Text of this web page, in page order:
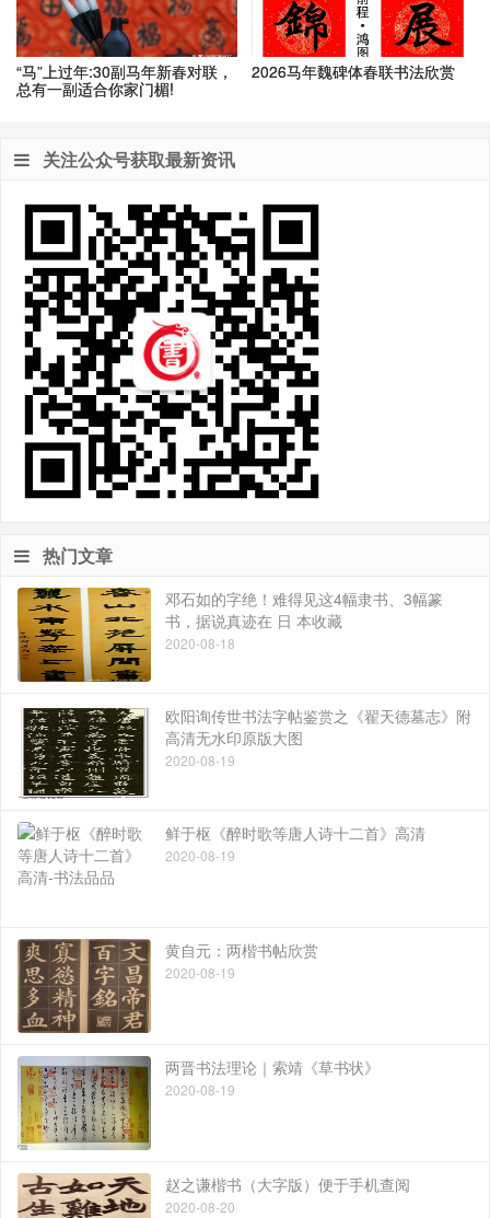
“马”上过年:30副马年新春对联，
总有一副适合你家门楣!
2026马年魏碑体春联书法欣赏
关注公众号获取最新资讯
热门文章
邓石如的字绝！难得见这4幅隶书、3幅篆
书，据说真迹在 日 本收藏
2020-08-18
欧阳询传世书法字帖鉴赏之《翟天德墓志》附
高清无水印原版大图
2020-08-19
鲜于枢《醉时歌等唐人诗十二首》高清
2020-08-19
黄自元：两楷书帖欣赏
2020-08-19
两晋书法理论｜索靖《草书状》
2020-08-19
赵之谦楷书（大字版）便于手机查阅
2020-08-20